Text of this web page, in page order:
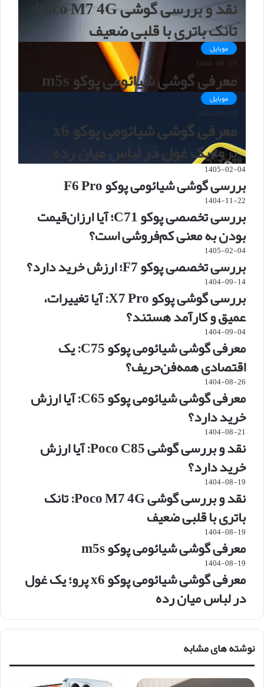
تانک باتری با قلبی ضعیف
موبایل
1404-08-19
معرفی گوشی شیائومی پوکو m5s
موبایل
1404-08-19
معرفی گوشی شیائومی پوکو x6
پرو؛ یک غول در لباس میان رده
1405-02-04
بررسی گوشی شیائومی پوکو F6 Pro
1404-11-22
بررسی تخصصی پوکو C71؛ آیا ارزان‌قیمت
بودن به معنی کم‌فروشی است؟
1405-02-04
بررسی تخصصی پوکو F7؛ ارزش خرید دارد؟
1404-09-14
بررسی گوشی پوکو X7 Pro: آیا تغییرات،
عمیق و کارآمد هستند؟
1404-09-04
معرفی گوشی شیائومی پوکو C75: یک
اقتصادی همه‌فن‌حریف؟
1404-08-26
معرفی گوشی شیائومی پوکو C65: آیا ارزش
خرید دارد؟
1404-08-21
نقد و بررسی گوشی Poco C85: آیا ارزش
خرید دارد؟
1404-08-19
نقد و بررسی گوشی Poco M7 4G: تانک
باتری با قلبی ضعیف
1404-08-19
معرفی گوشی شیائومی پوکو m5s
1404-08-19
معرفی گوشی شیائومی پوکو x6 پرو؛ یک غول
در لباس میان رده
نوشته های مشابه